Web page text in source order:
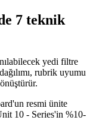
7 teknik
yedi filtre
rubrik uyumu
resmi ünite
10 - Series'in %10-